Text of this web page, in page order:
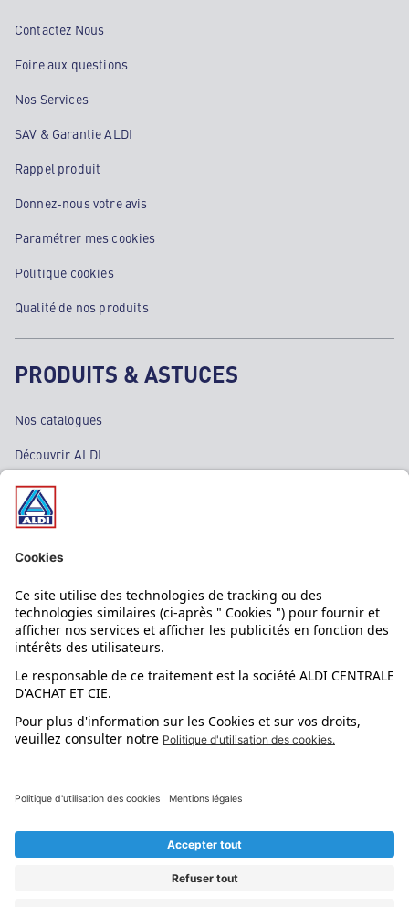
Contactez Nous
Foire aux questions
Nos Services
SAV & Garantie ALDI
Rappel produit
Donnez-nous votre avis
Paramétrer mes cookies
Politique cookies
Qualité de nos produits
PRODUITS & ASTUCES
Nos catalogues
Découvrir ALDI
Nos bons plans
Nos rayons
Nos marques
Nos astuces
Évènements
L'application mobile